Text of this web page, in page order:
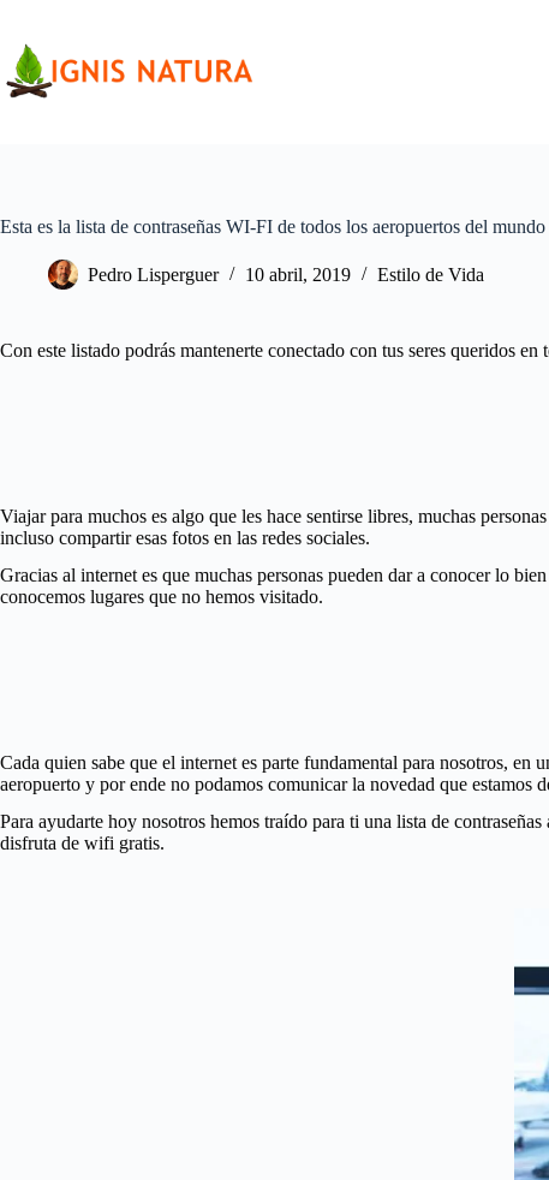
contenido
Esta es la lista de contraseñas WI-FI de todos los aeropuertos del mundo
Pedro Lisperguer 10 abril, 2019 Estilo de Vida
Con este listado podrás mantenerte conectado con tus seres queridos
Viajar para muchos es algo que les hace sentirse libres, muchas
incluso compartir esas fotos en las redes sociales.
Gracias al internet es que muchas personas pueden dar a conocer lo
conocemos lugares que no hemos visitado.
Cada quien sabe que el internet es parte fundamental para nosotros,
aeropuerto y por ende no podamos comunicar la novedad que estamos
Para ayudarte hoy nosotros hemos traído para ti una lista de
disfruta de wifi gratis.